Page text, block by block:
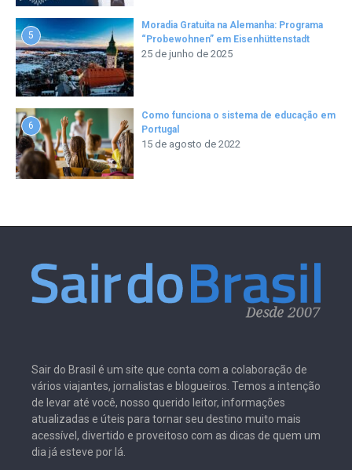
5
Moradia Gratuita na Alemanha: Programa
“Probewohnen” em Eisenhüttenstadt
25 de junho de 2025
6
Como funciona o sistema de educação em
Portugal
15 de agosto de 2022
Sair do Brasil é um site que conta com a colaboração de
vários viajantes, jornalistas e blogueiros. Temos a intenção
de levar até você, nosso querido leitor, informações
atualizadas e úteis para tornar seu destino muito mais
acessível, divertido e proveitoso com as dicas de quem um
dia já esteve por lá.